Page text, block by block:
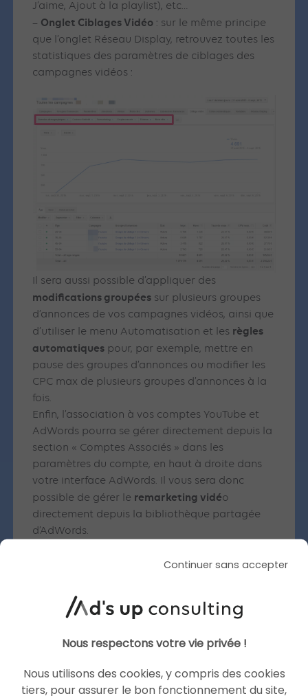
J’aime, Ajout à la playlist), etc…
– Onglet Ciblages Vidéo : sur le même principe
que l’onglet Réseau Display, retrouvez toutes les
statistiques des paramètres de ciblages des
campagnes vidéos :
Il sera aussi possible d’appliquer des
modifications groupées sur plusieurs groupes
d’annonces de vos campagnes vidéos, ainsi que
d’utiliser le menu Automatisation et les règles
automatiques pour, par exemple, mettre en
pause des groupes d’annonces ou modifier les
CPC max de plusieurs groupes d’annonces à la
fois.
Enfin, l’association à vos comptes YouTube et
AdWords pourra se gérer directement depuis la
section « Comptes Associés » dans les
paramètres du compte, en haut à droite dans
votre interface AdWords. Il vous sera donc
possible de gérer le remarketing vidéo
directement depuis la bibliothèque partagée
d’AdWords.
Pour plus d’informations sur cette mise à jour,
Google (en anglais sous-titré) :
Continuer sans accepter
Nous respectons votre vie privée !
Nous utilisons des cookies, y compris des cookies
tiers, pour assurer le bon fonctionnement du site,